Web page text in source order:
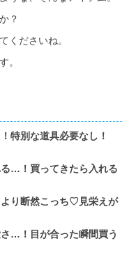
？
くださいね。
。
特別な道具必要なし！
…！買ってきたら入れる
り断然こっち♡見栄えが
…！目が合った瞬間買う